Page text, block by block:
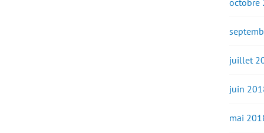
octobre
juillet
juin
mai